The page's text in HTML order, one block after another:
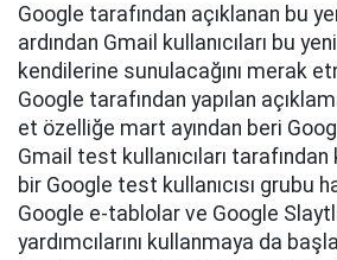
Google tarafından açıklanan bu
ardından Gmail kullanıcıları bu
kendilerine sunulacağını merak
Google tarafından yapılan
et özelliğe mart ayından beri
Gmail test kullanıcıları tarafından
bir Google test kullanıcısı grubu
Google e-tablolar ve Google
yardımcılarını kullanmaya da